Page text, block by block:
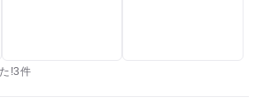
!3件